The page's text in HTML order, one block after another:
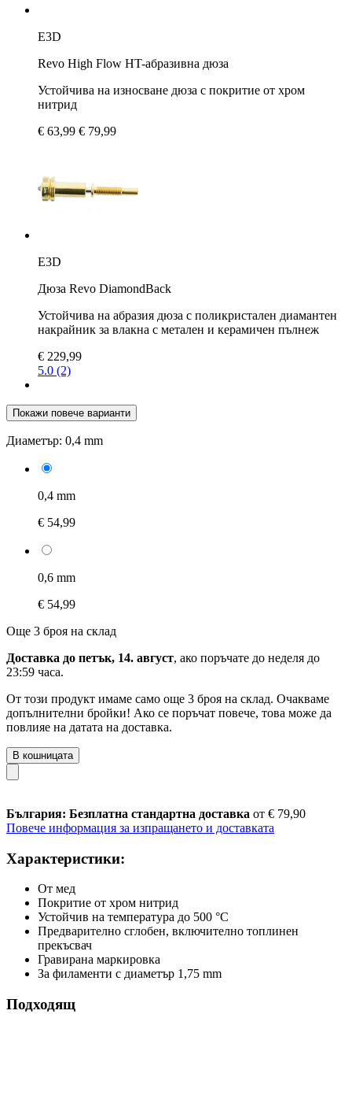
E3D
Revo High Flow HT-абразивна дюза
Устойчива на износване дюза с покритие от хром
нитрид
€ 63,99 € 79,99
E3D
Дюза Revo DiamondBack
Устойчива на абразия дюза с поликристален диамантен
накрайник за влакна с метален и керамичен пълнеж
€ 229,99
5.0 (2)
Покажи повече варианти
Диаметър: 0,4 mm
0,4 mm
€ 54,99
0,6 mm
€ 54,99
Още 3 броя на склад
Доставка до петък, 14. август, ако поръчате до неделя до
23:59 часа.
От този продукт имаме само още 3 броя на склад. Очакваме
допълнителни бройки! Ако се поръчат повече, това може да
повлияе на датата на доставка.
В кошницата
България: Безплатна стандартна доставка от € 79,90
Повече информация за изпращането и доставката
Характеристики:
От мед
Покритие от хром нитрид
Устойчив на температура до 500 °C
Предварително сглобен, включително топлинен
прекъсвач
Гравирана маркировка
За филаменти с диаметър 1,75 mm
Подходящ